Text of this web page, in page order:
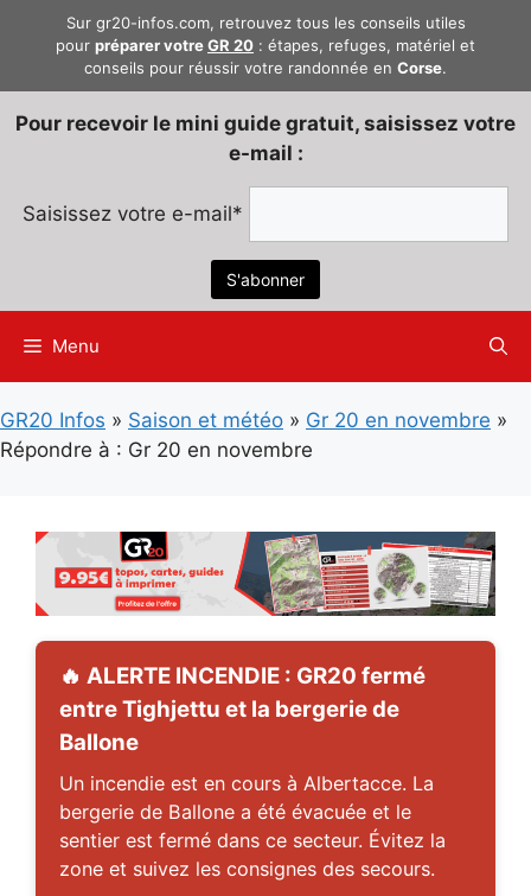
Sur gr20-infos.com, retrouvez tous les conseils utiles
pour préparer votreGR 20 : étapes, refuges, matériel et
conseils pour réussir votre randonnée en Corse.
Pour recevoir le mini guide gratuit, saisissez votre
e-mail :
Saisissez votre e-mail*
Menu
GR20 Infos » Saison et météo » Gr 20 en novembre »
Répondre à : Gr 20 en novembre
🔥 ALERTE INCENDIE : GR20 fermé
entre Tighjettu et la bergerie de
Ballone
Un incendie est en cours à Albertacce. La
bergerie de Ballone a été évacuée et le
sentier est fermé dans ce secteur. Évitez la
zone et suivez les consignes des secours.